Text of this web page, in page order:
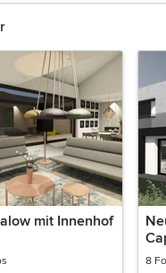
mit Innenhof
8